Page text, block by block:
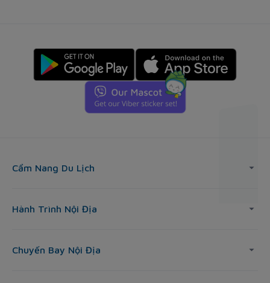
Cẩm Nang Du Lịch
Hành Trình Nội Địa
Chuyến Bay Nội Địa